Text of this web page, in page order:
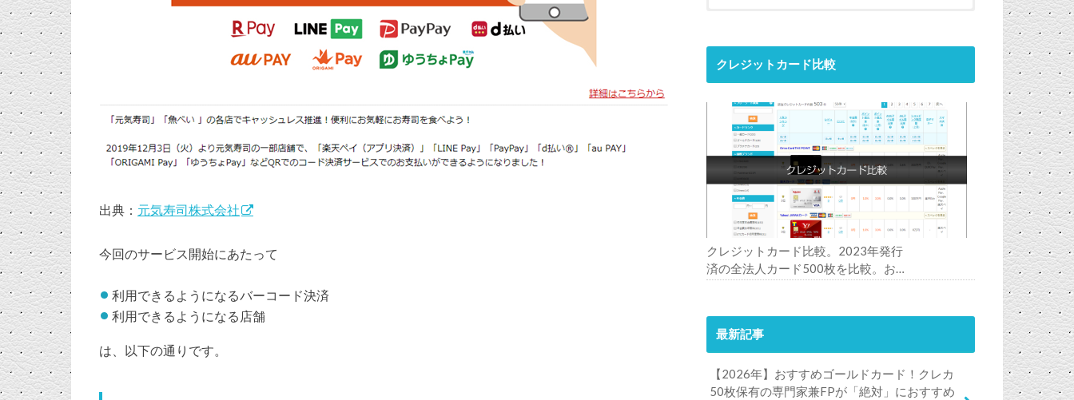
出典： 元気寿司株式会社
今回のサービス開始にあたって
利用できるようになるバーコード決済
利用できるようになる店舗
は、以下の通りです。
クレジットカード比較
クレジットカード比較。2023年発行
済の全法人カード500枚を比較。お
最新記事
【2026年】おすすめゴールドカード！クレカ
50枚保有の専門家兼FPが「絶対」におすすめ